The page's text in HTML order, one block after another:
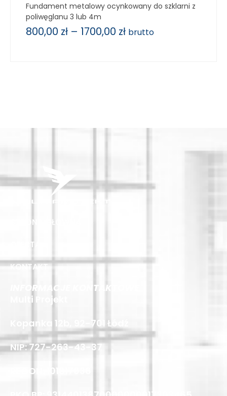
Fundament metalowy ocynkowany do szklarni z
poliwęglanu 3 lub 4m
800,00 zł – 1700,00 zł brutto
STRONA GŁÓWNA
OFERTA
KONTAKT
INFORMACJE KONTAKTOWE
Multi Projekt
Kopanka 12b, 92-701 Łódź
NIP: 727-263-43-37
REGON: 101817036